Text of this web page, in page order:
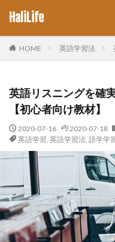
HaliLife
HOME 英語学習法
英語リスニングを確
【初心者向け教材】
2020-07-16 2020-07-18
英語学習, 英語学習法, 語学学